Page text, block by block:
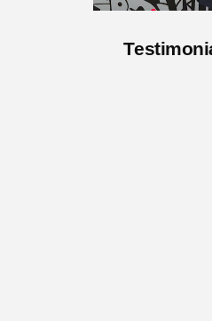
Testimoni